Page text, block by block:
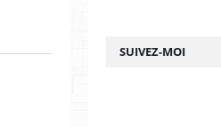
SUIVEZ-MOI